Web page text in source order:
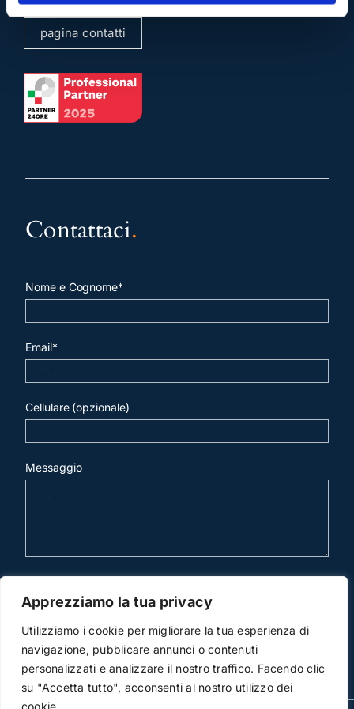
Apprezziamo la tua privacy
Utilizziamo i cookie per migliorare la tua esperienza di
navigazione, pubblicare annunci o contenuti
personalizzati e analizzare il nostro traffico. Facendo clic
su "Accetta tutto", acconsenti al nostro utilizzo dei
cookie.
pagina contatti
Contattaci.
Nome e Cognome*
Email*
Cellulare (opzionale)
Messaggio
invia mail